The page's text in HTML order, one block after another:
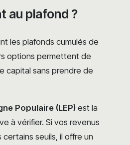
au plafond ?
les plafonds cumulés de
options permettent de
capital sans prendre de
Populaire (LEP) est la
à vérifier. Si vos revenus
seuils, il offre un